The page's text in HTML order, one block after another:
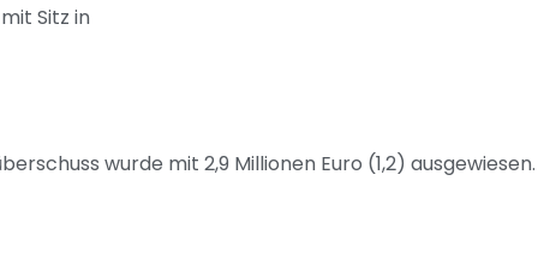
Sitz in
wurde mit 2,9 Millionen Euro (1,2)